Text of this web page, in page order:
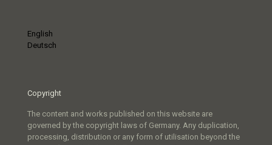
English
Deutsch
Copyright
The content and works published on this website are
governed by the copyright laws of Germany. Any duplication,
processing, distribution or any form of utilisation beyond the